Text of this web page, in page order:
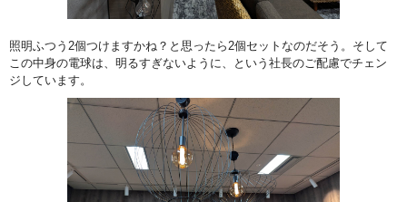
照明ふつう2個つけますかね？と思ったら2個セットなのだそう。そして
この中身の電球は、明るすぎないように、という社長のご配慮でチェン
ジしています。